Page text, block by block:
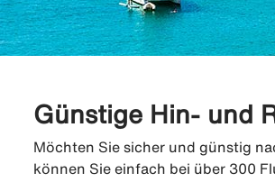
Günstige Hin- und
Möchten Sie sicher und günstig
können Sie einfach bei über 300